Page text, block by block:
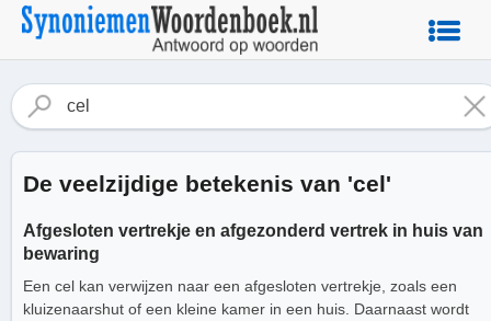
De veelzijdige betekenis van 'cel'
Afgesloten vertrekje en afgezonderd vertrek in huis van
bewaring
Een cel kan verwijzen naar een afgesloten vertrekje, zoals een
kluizenaarshut of een kleine kamer in een huis. Daarnaast wordt